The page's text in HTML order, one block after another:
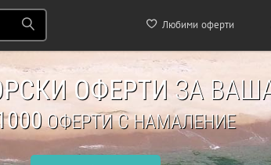
Любими оферти
ОФЕРТИ ЗА
ОФЕРТИ С НАМАЛЕНИЕ